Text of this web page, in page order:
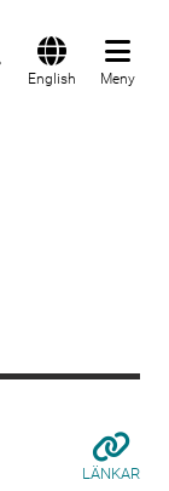
English Meny
LÄNKAR